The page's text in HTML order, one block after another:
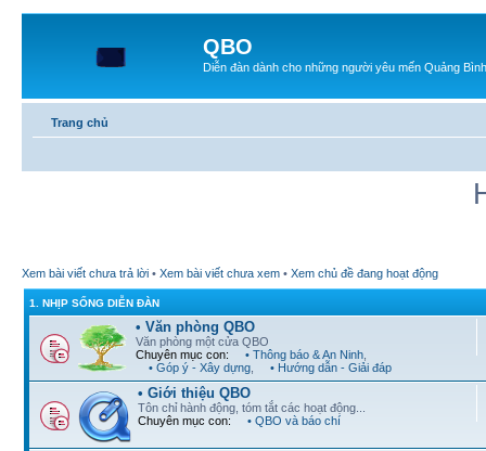
QBO
Diễn đàn dành cho những người yêu mến Quảng Bình
Trang chủ
Xem bài viết chưa trả lời • Xem bài viết chưa xem • Xem chủ đề đang hoạt động
1. NHỊP SỐNG DIỄN ĐÀN
• Văn phòng QBO
Văn phòng một cửa QBO
Chuyên mục con:
• Thông báo & An Ninh
• Góp ý - Xây dựng
• Hướng dẫn - Giải đáp
• Giới thiệu QBO
Tôn chỉ hành động, tóm tắt các hoạt động...
Chuyên mục con:
• QBO và báo chí